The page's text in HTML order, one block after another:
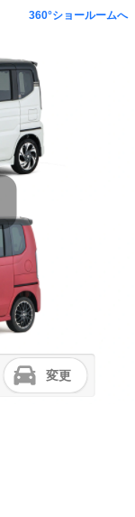
360°ショールームへ
変更